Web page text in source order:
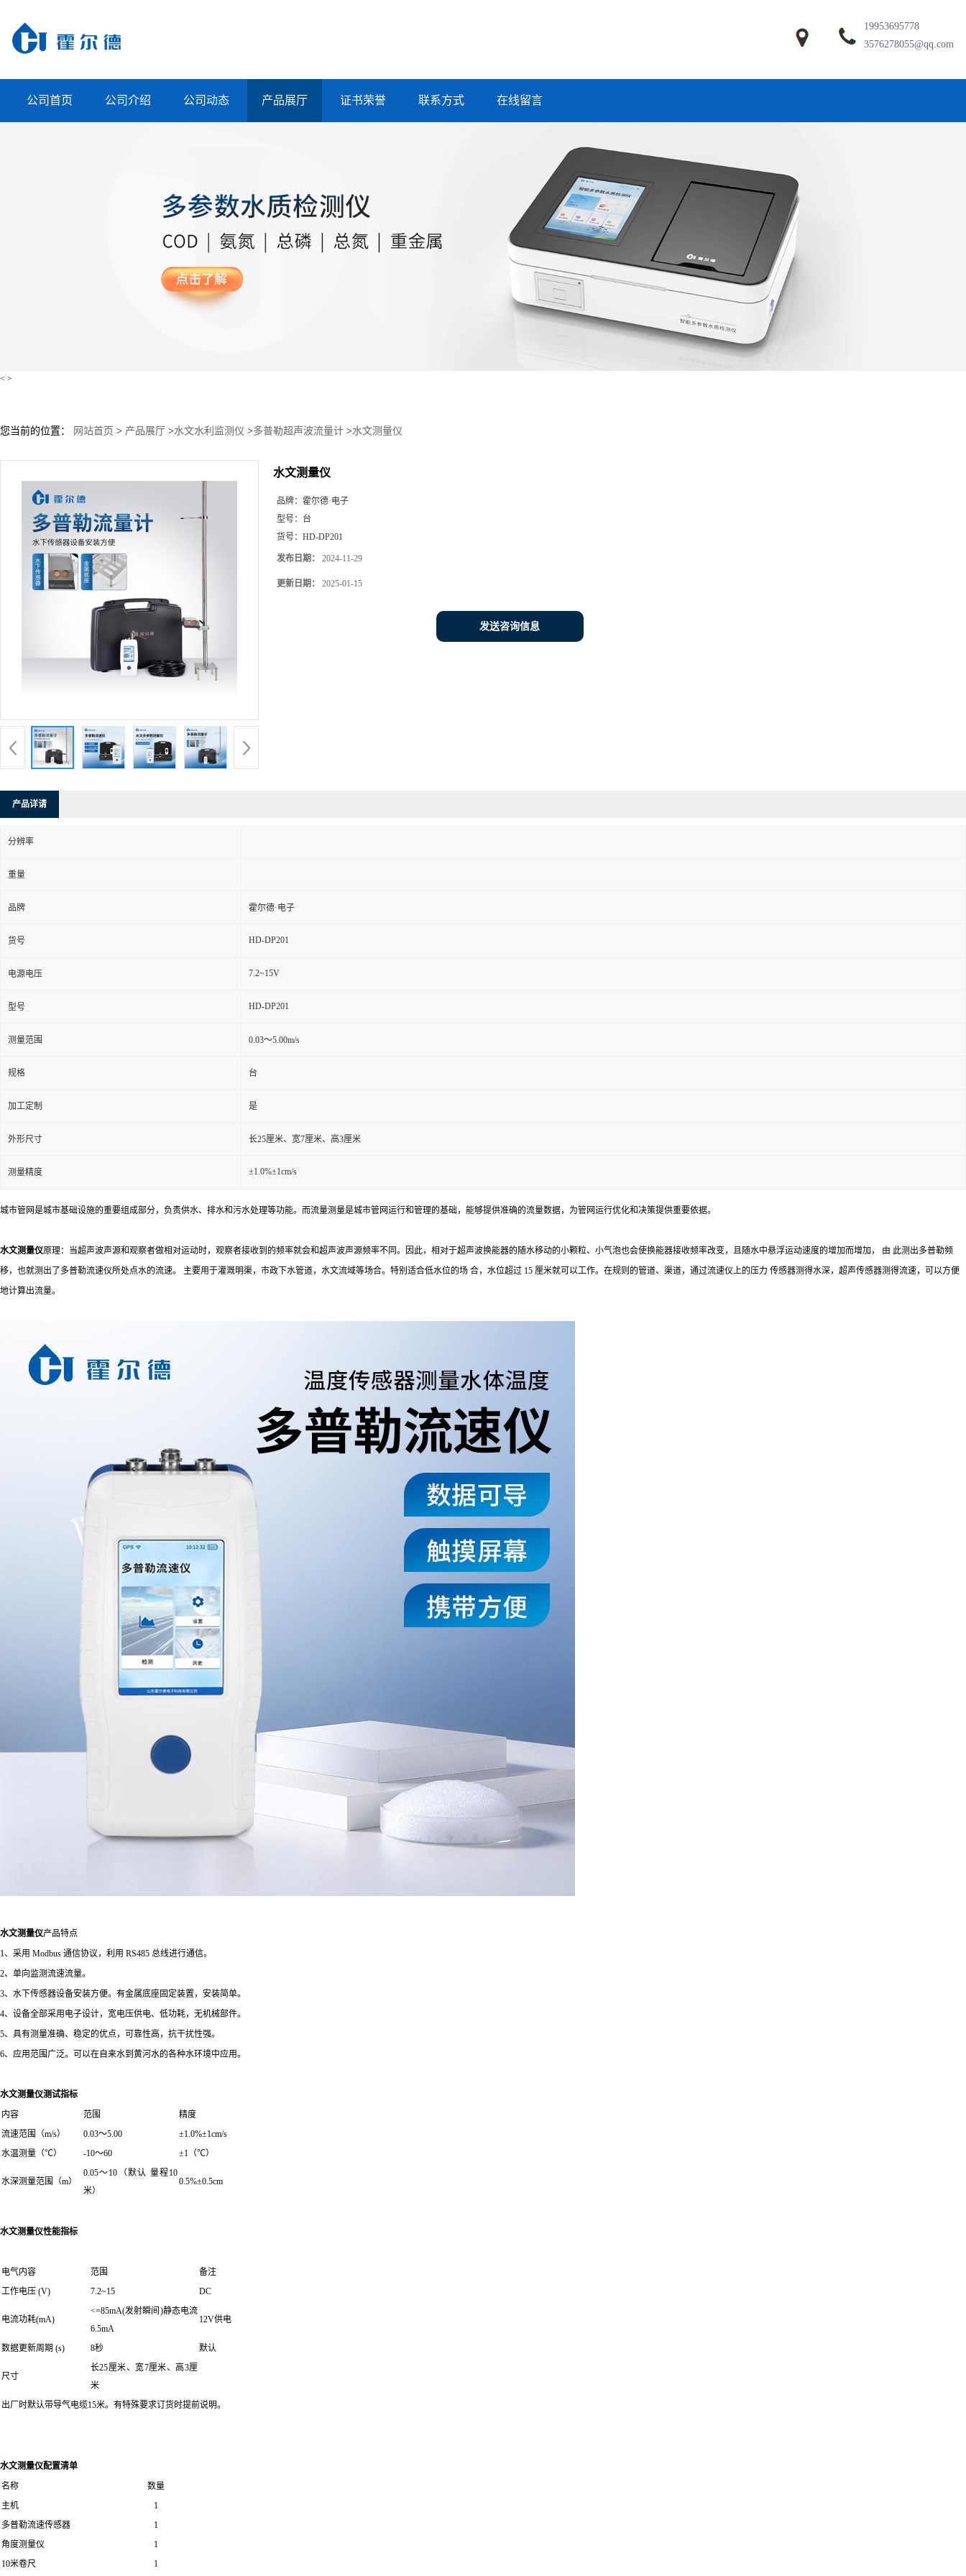
19953695778
3576278055@qq.com
公司首页 公司介绍 公司动态 产品展厅 证书荣誉 联系方式 在线留言
< >
您当前的位置： 网站首页 > 产品展厅 >水文水利监测仪 >多普勒超声波流量计 >水文测量仪
水文测量仪
品牌： 霍尔德·电子
型号： 台
货号： HD-DP201
发布日期： 2024-11-29
更新日期： 2025-01-15
发送咨询信息
产品详请
分辨率
重量
品牌 霍尔德·电子
货号 HD-DP201
电源电压 7.2~15V
型号 HD-DP201
测量范围 0.03～5.00m/s
规格 台
加工定制 是
外形尺寸 长25厘米、宽7厘米、高3厘米
测量精度 ±1.0%±1cm/s
城市管网是城市基础设施的重要组成部分，负责供水、排水和污水处理等功能。而流量测量是城市管网运行和管理的基础，能够提供准确的流量数据，为管网运行优化和决策提供重要依据。
水文测量仪原理：当超声波声源和观察者做相对运动时，观察者接收到的频率就会和超声波声源频率不同。因此，相对于超声波换能器的随水移动的小颗粒、小气泡也会使换能器接收频率改变，且随水中悬浮运动速度的增加而增加， 由 此测出多普勒频
移，也就测出了多普勒流速仪所处点水的流速。 主要用于灌溉明渠，市政下水管道，水文流域等场合。特别适合低水位的场 合，水位超过 15 厘米就可以工作。在规则的管道、渠道，通过流速仪上的压力 传感器测得水深，超声传感器测得流速，可以方便
地计算出流量。
水文测量仪产品特点
1、采用 Modbus 通信协议，利用 RS485 总线进行通信。
2、单向监测流速流量。
3、水下传感器设备安装方便。有金属底座固定装置，安装简单。
4、设备全部采用电子设计，宽电压供电、低功耗，无机械部件。
5、具有测量准确、稳定的优点，可靠性高，抗干扰性强。
6、应用范围广泛。可以在自来水到黄河水的各种水环境中应用。
水文测量仪测试指标
内容
范围
精度
流速范围（m/s）
0.03～5.00
±1.0%±1cm/s
水温测量（℃）
-10～60 ±1（℃）
水深测量范围（m）
0.05～10（默认 量程10
米）
0.5%±0.5cm
水文测量仪性能指标
电气内容 范围
备注
工作电压 (V)
7.2~15 DC
电流功耗(mA)
<=85mA(发射瞬间)静态电流
6.5mA
12V供电
数据更新周期 (s) 8秒 默认
尺寸
长25厘米、宽7厘米、高3厘
米
出厂时默认带导气电缆15米。有特殊要求订货时提前说明。
水文测量仪配置清单
名称
数量
主机
1
多普勒流速传感器
1
角度测量仪
1
10米卷尺
1